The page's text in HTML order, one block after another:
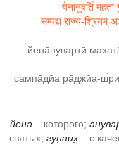
येनानुवर्ति
सम्पद्य राज्य-श्रियम्
йена̄нувартӣ
сампа̄дйа ра̄джйа-
йена – которого;
святых; гун̣аих̣ – с